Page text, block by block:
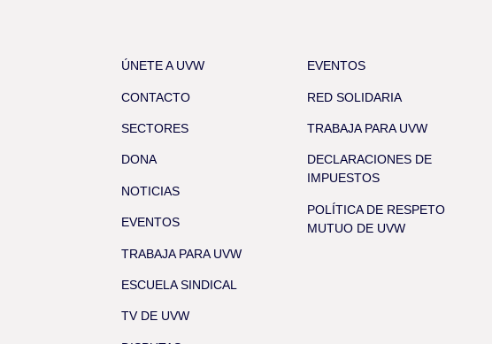
ÚNETE A UVW
CONTACTO
SECTORES
DONA
NOTICIAS
EVENTOS
TRABAJA PARA UVW
ESCUELA SINDICAL
TV DE UVW
EVENTOS
RED SOLIDARIA
TRABAJA PARA UVW
DECLARACIONES DE
IMPUESTOS
POLÍTICA DE RESPETO
MUTUO DE UVW